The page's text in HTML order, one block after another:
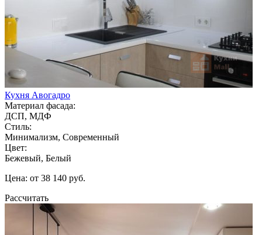
Кухня Авогадро
Материал фасада:
ДСП, МДФ
Стиль:
Минимализм, Современный
Цвет:
Бежевый, Белый
Цена: от 38 140 руб.
Рассчитать